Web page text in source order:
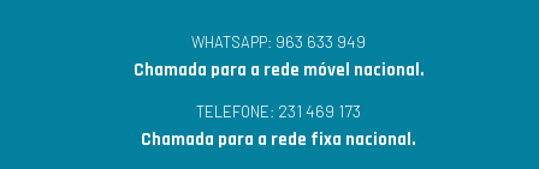
WHATSAPP: 963 633 949
Chamada para a rede móvel nacional.
TELEFONE: 231 469 173
Chamada para a rede fixa nacional.